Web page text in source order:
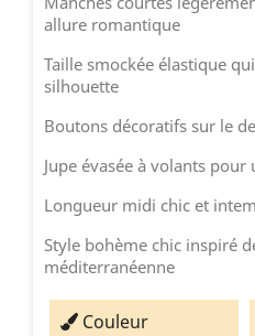
allure romantique
Taille smockée élastique
silhouette
Boutons décoratifs sur le
Jupe évasée à volants
Longueur midi chic et
Style bohème chic inspiré
méditerranéenne
Couleur